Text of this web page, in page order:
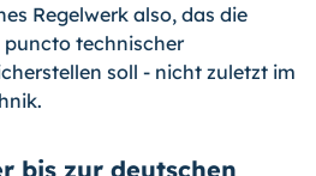
Regelwerk also, das die
technischer
soll - nicht zuletzt im
bis zur deutschen